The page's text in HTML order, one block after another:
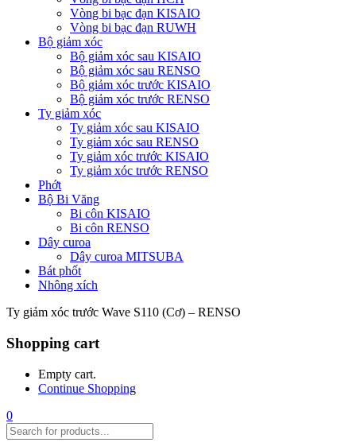
Vòng bi bạc đạn KISAIO
Vòng bi bạc đạn RUWH
Bộ giảm xóc
Bộ giảm xóc sau KISAIO
Bộ giảm xóc sau RENSO
Bộ giảm xóc trước KISAIO
Bộ giảm xóc trước RENSO
Ty giảm xóc
Ty giảm xóc sau KISAIO
Ty giảm xóc sau RENSO
Ty giảm xóc trước KISAIO
Ty giảm xóc trước RENSO
Phớt
Bộ Bi Văng
Bi côn KISAIO
Bi côn RENSO
Dây curoa
Dây curoa MITSUBA
Bát phốt
Nhông xích
Ty giảm xóc trước Wave S110 (Cơ) – RENSO
Shopping cart
Empty cart.
Continue Shopping
0